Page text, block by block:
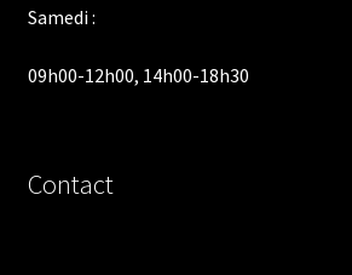
Samedi :
09h00-12h00, 14h00-18h30
Contact